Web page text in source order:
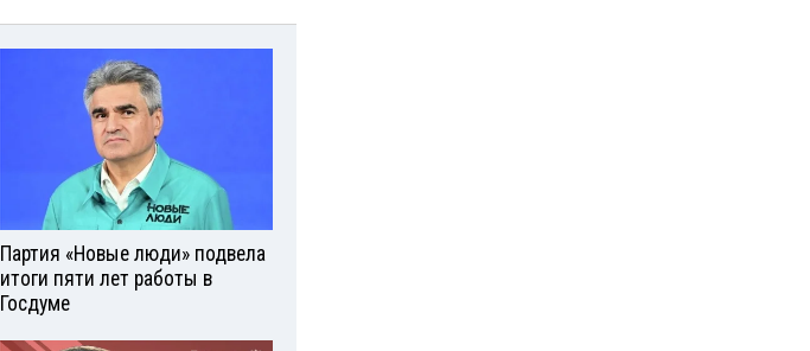
Партия «Новые люди» подвела
итоги пяти лет работы в
Госдуме